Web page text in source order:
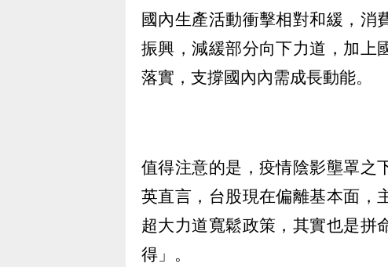
國內生產活動衝擊相對和緩，消
振興，減緩部分向下力道，加上
落實，支撐國內內需成長動能。
值得注意的是，疫情陰影壟罩之
英直言，台股現在偏離基本面，
超大力道寬鬆政策，其實也是拼
得」。